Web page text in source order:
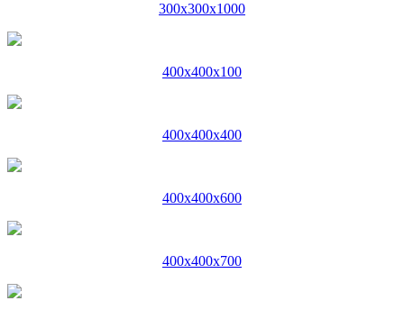
300x300x1000
400x400x100
400x400x400
400x400x600
400x400x700